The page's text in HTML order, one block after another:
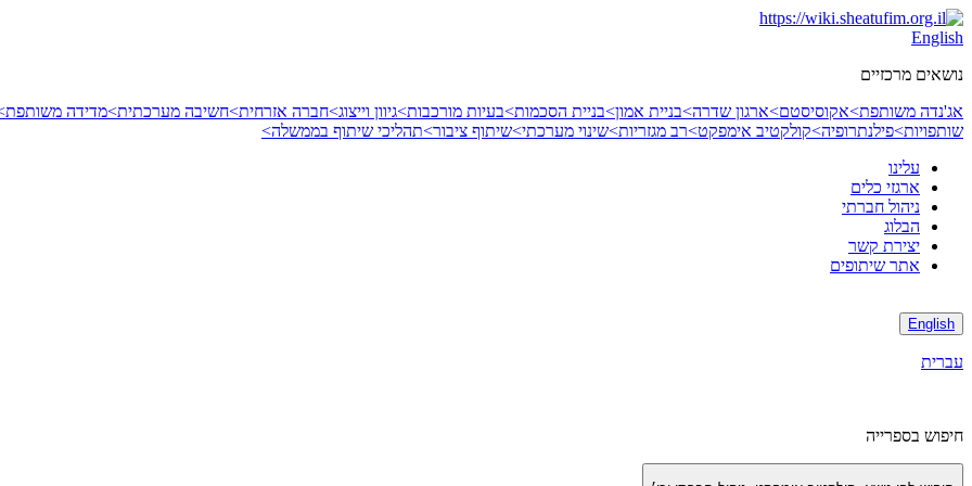
Skip
to
English
נושאים מרכזיים
אג'נדה משותפת>אקוסיסטם>ארגון שדרה>בניית אמון>בניית הסכמות>בעיות מורכבות>גיוון וייצוג>חברה אזרחית>חשיבה מערכתית>מדידה
שותפויות>פילנתרופיה>קולקטיב אימפקט>רב מגזריות>שינוי מערכתי>שיתוף ציבור>תהליכי שיתוף בממשלה>
עלינו
ארגזי כלים
ניהול חברתי
הבלוג
יצירת קשר
אתר שיתופים
English
עברית
חיפוש בספרייה